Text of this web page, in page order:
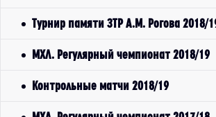
Турнир памяти ЗТР А.М. Рогова 2018/
МХЛ. Регулярный чемпионат 2018/19
Контрольные матчи 2018/19